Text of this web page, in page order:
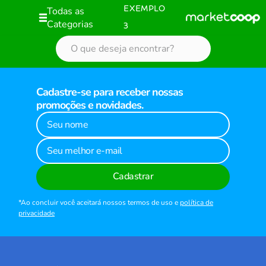
Todas as
Categorias
EXEMPLO
3
Cadastre-se para receber nossas
promoções e novidades.
Cadastrar
*Ao concluir você aceitará nossos termos de uso epolítica de
privacidade